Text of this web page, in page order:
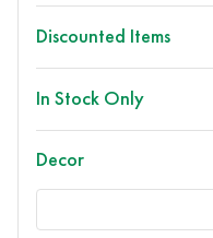
Discounted Items
In Stock Only
Decor